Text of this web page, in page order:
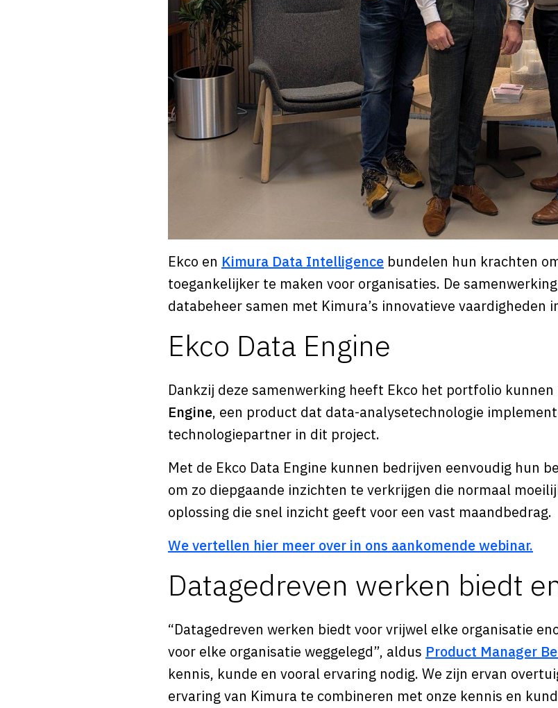
Ekco en Kimura Data Intelligence bundelen hun krachten
toegankelijker te maken voor organisaties. De
databeheer samen met Kimura’s innovatieve vaardigheden
Ekco Data Engine
Dankzij deze samenwerking heeft Ekco het portfolio
Engine, een product dat data-analysetechnologie
technologiepartner in dit project.
Met de Ekco Data Engine kunnen bedrijven eenvoudig hun
om zo diepgaande inzichten te verkrijgen die normaal
oplossing die snel inzicht geeft voor een vast maandbedrag.
We vertellen hier meer over in ons aankomende webinar.
Datagedreven werken biedt
“Datagedreven werken biedt voor vrijwel elke organisatie
voor elke organisatie weggelegd”, aldus Product Manager
kennis, kunde en vooral ervaring nodig. We zijn ervan
ervaring van Kimura te combineren met onze kennis en